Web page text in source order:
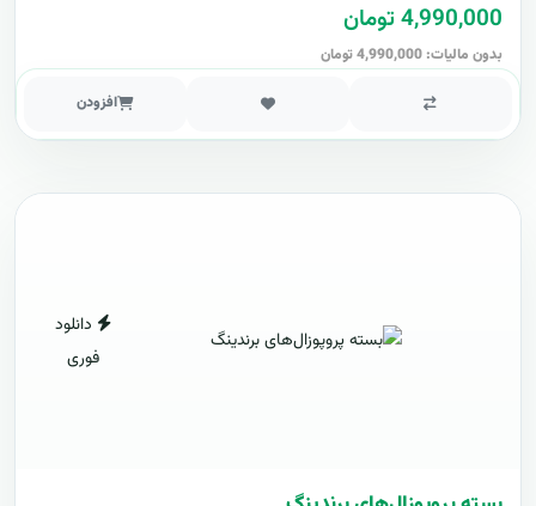
4,990,000 تومان
بدون مالیات: 4,990,000 تومان
افزودن
دانلود
فوری